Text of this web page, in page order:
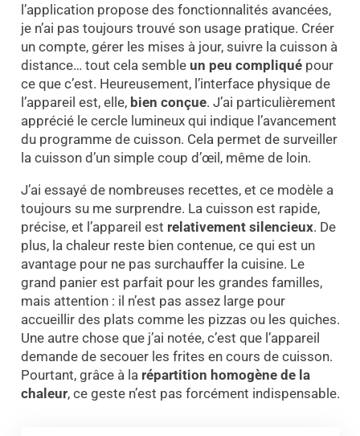
l’application propose des fonctionnalités avancées,
je n’ai pas toujours trouvé son usage pratique. Créer
un compte, gérer les mises à jour, suivre la cuisson à
distance… tout cela sembleun peu compliquépour
ce que c’est. Heureusement, l’interface physique de
l’appareil est, elle, bien conçue. J’ai particulièrement
apprécié le cercle lumineux qui indique l’avancement
du programme de cuisson. Cela permet de surveiller
la cuisson d’un simple coup d’œil, même de loin.
J’ai essayé de nombreuses recettes, et ce modèle a
toujours su me surprendre. La cuisson est rapide,
précise, et l’appareil est relativement silencieux. De
plus, la chaleur reste bien contenue, ce qui est un
avantage pour ne pas surchauffer la cuisine. Le
grand panier est parfait pour les grandes familles,
mais attention : il n’est pas assez large pour
accueillir des plats comme les pizzas ou les quiches.
Une autre chose que j’ai notée, c’est que l’appareil
demande de secouer les frites en cours de cuisson.
Pourtant, grâce à la répartition homogène de la
chaleur, ce geste n’est pas forcément indispensable.